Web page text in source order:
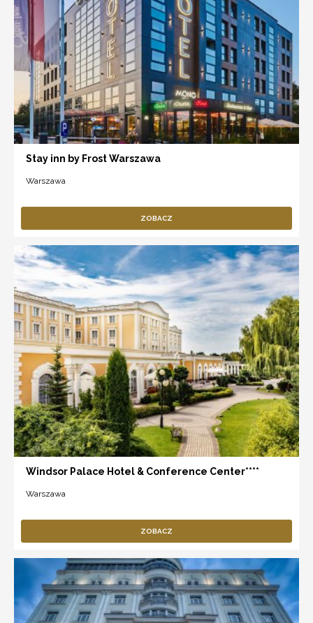
Stay inn by Frost Warszawa
Warszawa
ZOBACZ
Windsor Palace Hotel & Conference Center****
Warszawa
ZOBACZ